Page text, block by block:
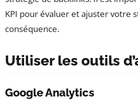
KPI pour évaluer et ajuster votre
conséquence.
Utiliser les outils
Google Analytics